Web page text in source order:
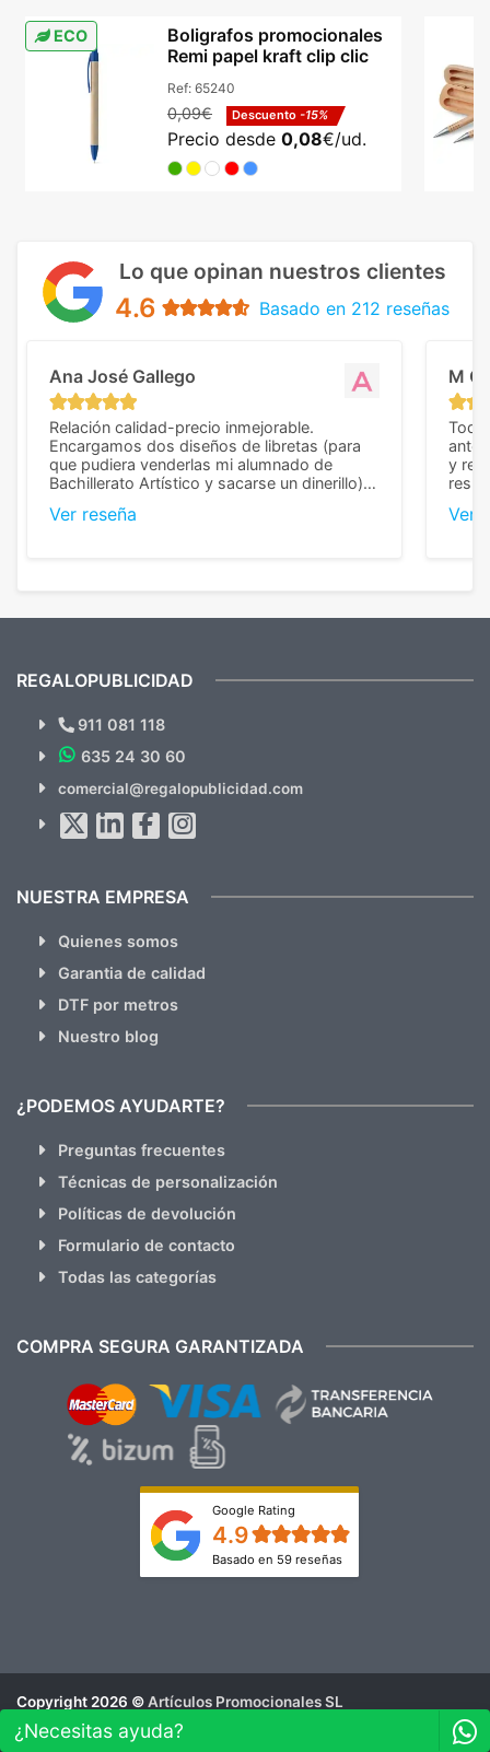
ECO
Boligrafos promocionales
Remi papel kraft clip clic
Ref: 65240
0,09€ Descuento -15%
Precio desde 0,08€/ud.
Lo que opinan nuestros clientes
4.6 Basado en 212 reseñas
Ana José Gallego
Relación calidad-precio inmejorable.
Encargamos dos diseños de libretas (para
que pudiera venderlas mi alumnado de
Bachillerato Artístico y sacarse un dinerillo) y
diferencia, con libretas de muy buena calidad
Ver reseña
M C
Todo
y
Ver
¿Quieres ver nuestras últimas
Novedades y Ofertas?
hacemos Spam)
REGALOPUBLICIDAD
911 081 118
635 24 30 60
comercial@regalopublicidad.com
NUESTRA EMPRESA
Quienes somos
Garantia de calidad
DTF por metros
Nuestro blog
¿PODEMOS AYUDARTE?
Preguntas frecuentes
Técnicas de personalización
Políticas de devolución
Formulario de contacto
Todas las categorías
COMPRA SEGURA GARANTIZADA
Google Rating
4.9
Basado en 59 reseñas
Copyright 2026 ©Artículos Promocionales SL
Aviso Legal
¿Necesitas ayuda?